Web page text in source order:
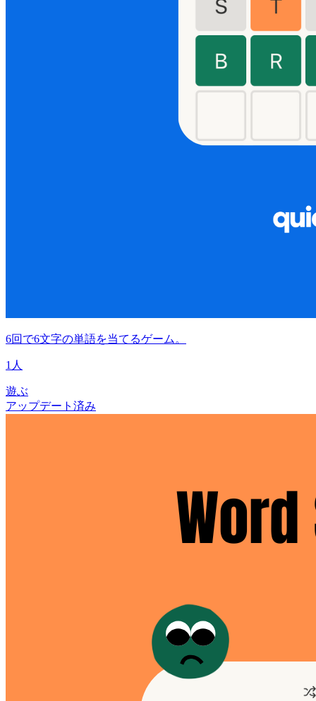
6回で6文字の単語を当てるゲーム。
1人
遊ぶ
アップデート済み